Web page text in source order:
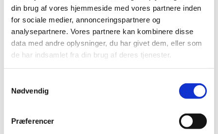
din brug af vores hjemmeside med vores partnere inden
for sociale medier, annonceringspartnere og
analysepartnere. Vores partnere kan kombinere disse
data med andre oplysninger, du har givet dem, eller som
de har indsamlet fra din brug af deres tjenester.
Nødvendig
Præferencer
lide...